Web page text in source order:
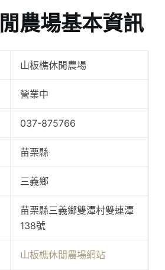
農場基本資訊
山板樵休閒農場
營業中
037-875766
苗栗縣
三義鄉
苗栗縣三義鄉雙潭村雙連潭
138號
山板樵休閒農場網站